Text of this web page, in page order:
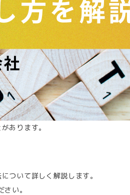
あります。
ついて詳しく解説します。
い。